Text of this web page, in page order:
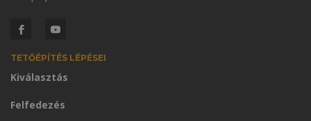
TETŐÉPÍTÉS LÉPÉSEI
Kiválasztás
Felfedezés